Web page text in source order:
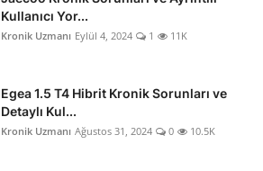
Kullanıcı Yor...
Kronik Uzmanı Eylül 4, 2024 1 11K
Egea 1.5 T4 Hibrit Kronik Sorunları ve
Detaylı Kul...
Kronik Uzmanı Ağustos 31, 2024 0 10.5K